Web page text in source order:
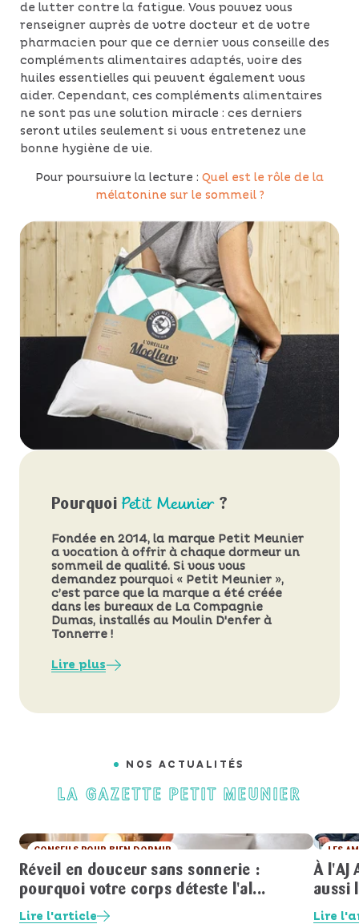
de lutter contre la fatigue. Vous pouvez vous
renseigner auprès de votre docteur et de votre
pharmacien pour que ce dernier vous conseille des
compléments alimentaires adaptés, voire des
huiles essentielles qui peuvent également vous
aider. Cependant, ces compléments alimentaires
ne sont pas une solution miracle : ces derniers
seront utiles seulement si vous entretenez une
bonne hygiène de vie.
Pour poursuivre la lecture : Quel est le rôle de la
mélatonine sur le sommeil ?
PourquoiPetit Meunier ?
Fondée en 2014, la marque Petit Meunier
a vocation à offrir à chaque dormeur un
sommeil de qualité. Si vous vous
demandez pourquoi « Petit Meunier »,
c’est parce que la marque a été créée
dans les bureaux de La Compagnie
Dumas, installés au Moulin D'enfer à
Tonnerre !
Lire plus
NOS ACTUALITÉS
LA GAZETTE PETIT MEUNIER
CONSEILS POUR BIEN DORMIR
LES AMIS DE PETIT MEUNIER
Réveil en douceur sans sonnerie :
pourquoi votre corps déteste l'al...
Lire l'article
LES
À l'AJ
aussi
Lire